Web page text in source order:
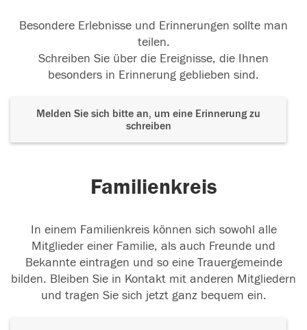
Besondere Erlebnisse und Erinnerungen sollte man
teilen.
Schreiben Sie über die Ereignisse, die Ihnen
besonders in Erinnerung geblieben sind.
Melden Sie sich bitte an, um eine Erinnerung zu
schreiben
Familienkreis
In einem Familienkreis können sich sowohl alle
Mitglieder einer Familie, als auch Freunde und
Bekannte eintragen und so eine Trauergemeinde
bilden. Bleiben Sie in Kontakt mit anderen Mitgliedern
und tragen Sie sich jetzt ganz bequem ein.